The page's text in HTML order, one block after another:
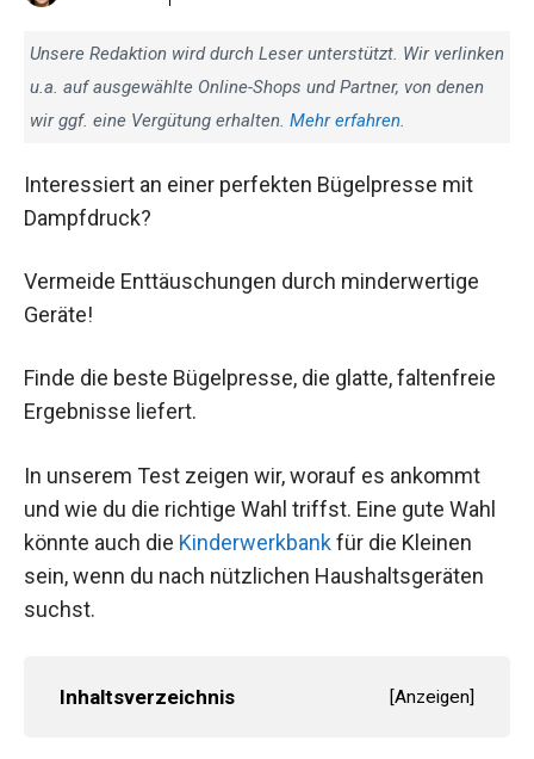
Unsere Redaktion wird durch Leser unterstützt. Wir verlinken
u.a. auf ausgewählte Online-Shops und Partner, von denen
wir ggf. eine Vergütung erhalten. Mehr erfahren.
Interessiert an einer perfekten Bügelpresse mit
Dampfdruck?
Vermeide Enttäuschungen durch minderwertige
Geräte!
Finde die beste Bügelpresse, die glatte, faltenfreie
Ergebnisse liefert.
In unserem Test zeigen wir, worauf es ankommt
und wie du die richtige Wahl triffst. Eine gute Wahl
könnte auch die Kinderwerkbankfür die Kleinen
sein, wenn du nach nützlichen Haushaltsgeräten
suchst.
Inhaltsverzeichnis [Anzeigen]